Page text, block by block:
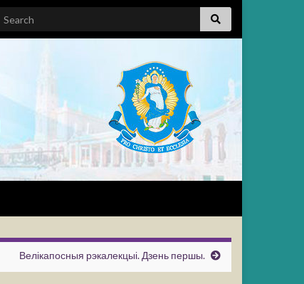
Велікапосныя рэкалекцыі. Дзень першы.